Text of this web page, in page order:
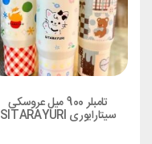
تامبلر 900 میل عروسکی
سیتارایوری SITARAYURI